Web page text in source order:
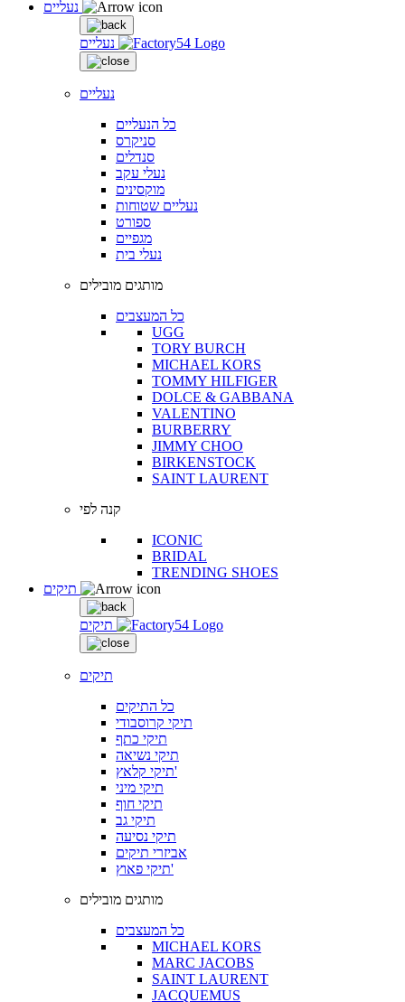
נעליים
נעליים
כל הנעליים
סניקרס
סנדלים
נעלי עקב
מוקסינים
נעליים שטוחות
ספורט
מגפיים
נעלי בית
מותגים מובילים
כל המעצבים
UGG
TORY BURCH
MICHAEL KORS
TOMMY HILFIGER
DOLCE & GABBANA
VALENTINO
BURBERRY
JIMMY CHOO
BIRKENSTOCK
SAINT LAURENT
קנה לפי
ICONIC
BRIDAL
TRENDING SHOES
תיקים
תיקים
כל התיקים
תיקי קרוסבודי
תיקי כתף
תיקי נשיאה
תיקי קלאץ'
תיקי מיני
תיקי חוף
תיקי גב
תיקי נסיעה
אביזרי תיקים
תיקי פאוץ'
מותגים מובילים
כל המעצבים
MICHAEL KORS
MARC JACOBS
SAINT LAURENT
JACQUEMUS